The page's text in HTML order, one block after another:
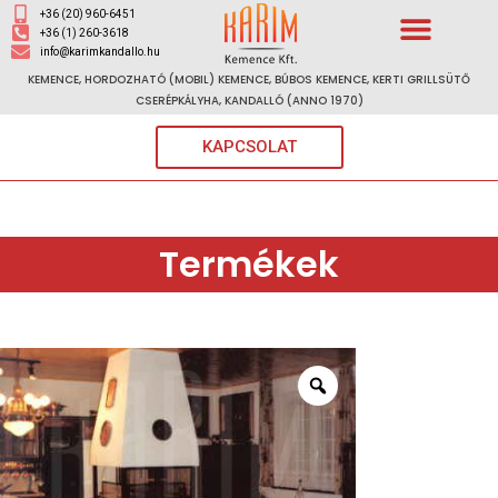
+36 (20) 960-6451
+36 (1) 260-3618
info@karimkandallo.hu
KEMENCE, HORDOZHATÓ (MOBIL) KEMENCE, BÚBOS KEMENCE, KERTI GRILLSÜTŐ
CSERÉPKÁLYHA, KANDALLÓ (ANNO 1970)
KAPCSOLAT
Termékek